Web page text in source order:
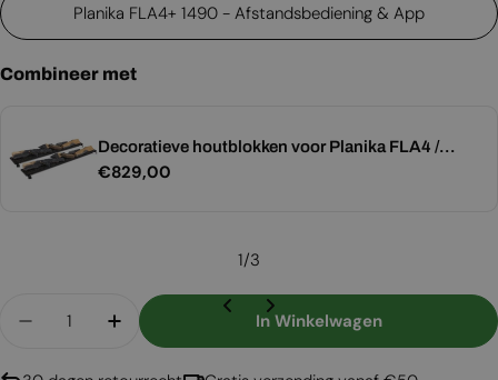
Planika FLA4+ 1490 - Afstandsbediening & App
Combineer met
Decoratieve houtblokken voor Planika FLA4 /
PrimeFire - Maat 1490
Normale
€829,00
1/3
Aantal Verlagen Voor Forma 1800 Tunnel
Aantal Verhogen Voor Forma 1800
In Winkelwagen